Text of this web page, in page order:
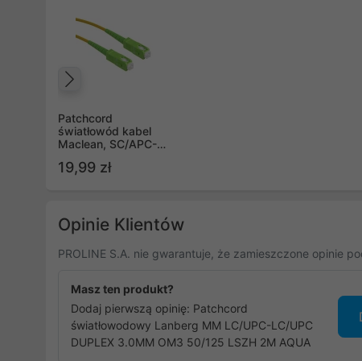
Patchcord
światłowód kabel
Maclean, SC/APC-
jednomodowy,
19,99 zł
Opinie Klientów
PROLINE S.A. nie gwarantuje, że zamieszczone opinie
Masz ten produkt?
Dodaj pierwszą opinię: Patchcord
światłowodowy Lanberg MM LC/UPC-LC/UPC
DUPLEX 3.0MM OM3 50/125 LSZH 2M AQUA